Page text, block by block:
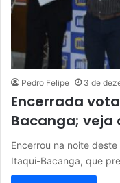
Pedro Felipe 3 de
Encerrada
Bacanga; veja
Encerrou na noite
Itaqui-Bacanga, que